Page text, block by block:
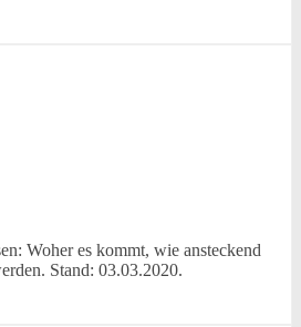
Woher es kommt, wie ansteckend
Stand: 03.03.2020.